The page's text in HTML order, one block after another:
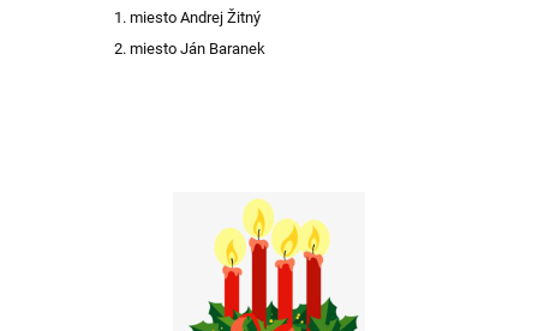
miesto Andrej Žitný
miesto Ján Baranek